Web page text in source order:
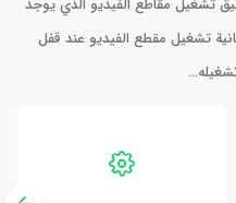
تشغيل مقاطع الفيديو الذي يوجد
تشغيل مقطع الفيديو عند قفل